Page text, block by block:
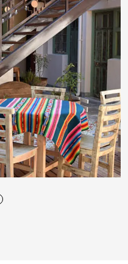
oder Tabulator-